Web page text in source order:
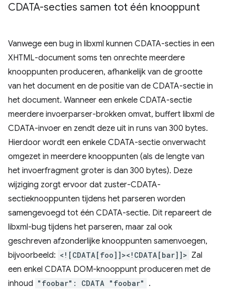
CDATA-secties samen tot één knooppunt
Vanwege een bug in libxml kunnen CDATA-secties in een
XHTML-document soms ten onrechte meerdere
knooppunten produceren, afhankelijk van de grootte
van het document en de positie van de CDATA-sectie in
het document. Wanneer een enkele CDATA-sectie
meerdere invoerparser-brokken omvat, buffert libxml de
CDATA-invoer en zendt deze uit in runs van 300 bytes.
Hierdoor wordt een enkele CDATA-sectie onverwacht
omgezet in meerdere knooppunten (als de lengte van
het invoerfragment groter is dan 300 bytes). Deze
wijziging zorgt ervoor dat zuster-CDATA-
sectieknooppunten tijdens het parseren worden
samengevoegd tot één CDATA-sectie. Dit repareert de
libxml-bug tijdens het parseren, maar zal ook
geschreven afzonderlijke knooppunten samenvoegen,
bijvoorbeeld: <![CDATA[foo]]><!CDATA[bar]]> Zal
een enkel CDATA DOM-knooppunt produceren met de
inhoud "foobar": CDATA "foobar" .